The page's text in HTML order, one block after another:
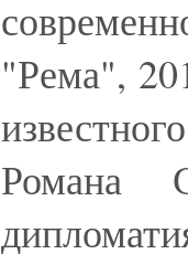
"Рема",
Романа